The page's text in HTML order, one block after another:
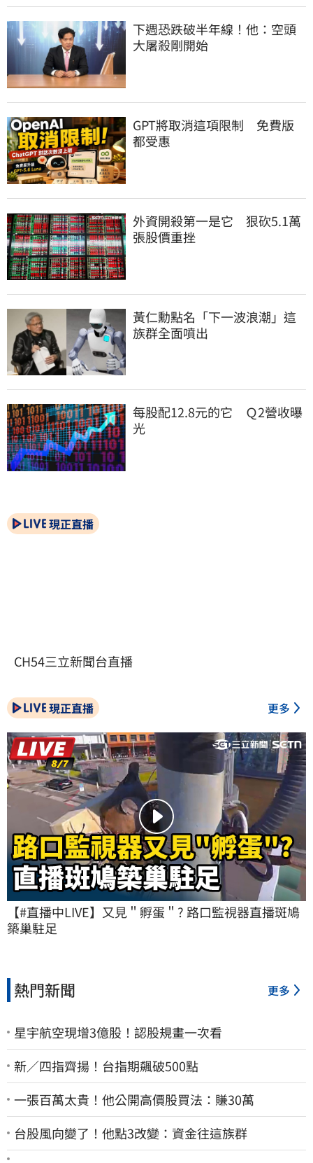
下週恐跌破半年線！他：空頭
大屠殺剛開始
GPT將取消這項限制　免費版
都受惠
外資開殺第一是它　狠砍5.1萬
張股價重挫
黃仁勳點名「下一波浪潮」這
族群全面噴出
每股配12.8元的它　Ｑ2營收曝
光
現正直播
CH54三立新聞台直播
現正直播 更多
【#直播中LIVE】又見＂孵蛋＂? 路口監視器直播斑鳩
築巢駐足
熱門新聞 更多
星宇航空現增3億股！認股規畫一次看
新／四指齊揚！台指期飆破500點
一張百萬太貴！他公開高價股買法：賺30萬
台股風向變了！他點3改變：資金往這族群